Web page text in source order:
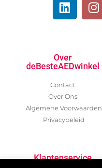
Over
deBesteAEDwinkel
Contact
Over Ons
Algemene Voorwaarden
Privacybeleid
Klantenservice